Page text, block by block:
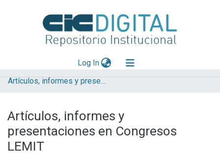
Log In(current)
Explorar
Aportar material
Artículos, informes y presentaciones en Congresos LEMIT
Artículos, informes y
presentaciones en Congresos
LEMIT